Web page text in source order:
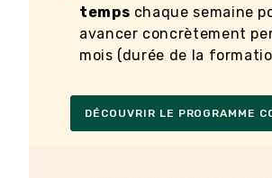
temps chaque semaine
avancer concrètement
mois (durée de la
DÉCOUVRIR LE PROGRAMME